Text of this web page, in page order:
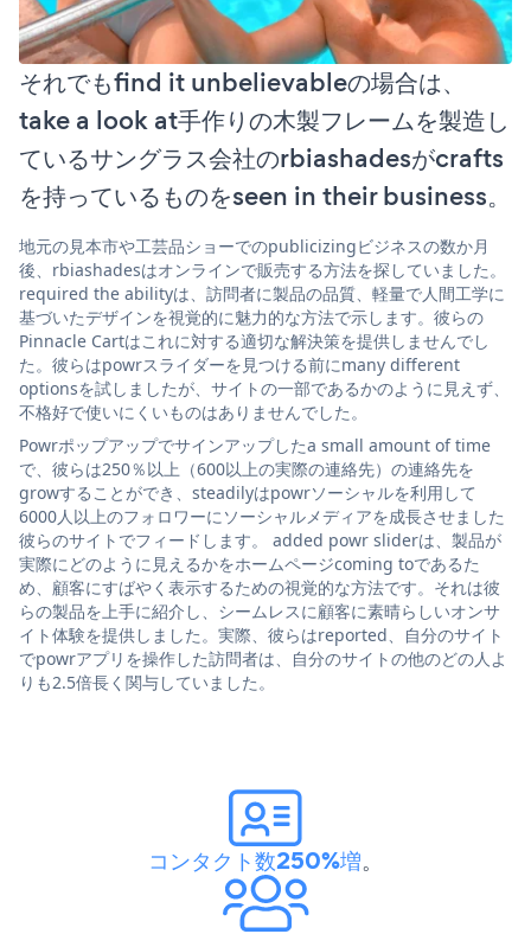
それでもfind it unbelievableの場合は、
take a look at手作りの木製フレームを製造し
ているサングラス会社のrbiashadesがcrafts
を持っているものをseen in their business。
地元の見本市や工芸品ショーでのpublicizingビジネスの数か月
後、rbiashadesはオンラインで販売する方法を探していました。
required the abilityは、訪問者に製品の品質、軽量で人間工学に
基づいたデザインを視覚的に魅力的な方法で示します。彼らの
Pinnacle Cartはこれに対する適切な解決策を提供しませんでし
た。彼らはpowrスライダーを見つける前にmany different
optionsを試しましたが、サイトの一部であるかのように見えず、
不格好で使いにくいものはありませんでした。
Powrポップアップでサインアップしたa small amount of time
で、彼らは250％以上（600以上の実際の連絡先）の連絡先を
growすることができ、steadilyはpowrソーシャルを利用して
6000人以上のフォロワーにソーシャルメディアを成長させました
彼らのサイトでフィードします。 added powr sliderは、製品が
実際にどのように見えるかをホームページcoming toであるた
め、顧客にすばやく表示するための視覚的な方法です。それは彼
らの製品を上手に紹介し、シームレスに顧客に素晴らしいオンサ
イト体験を提供しました。実際、彼らはreported、自分のサイト
でpowrアプリを操作した訪問者は、自分のサイトの他のどの人よ
りも2.5倍長く関与していました。
コンタクト数250%増。